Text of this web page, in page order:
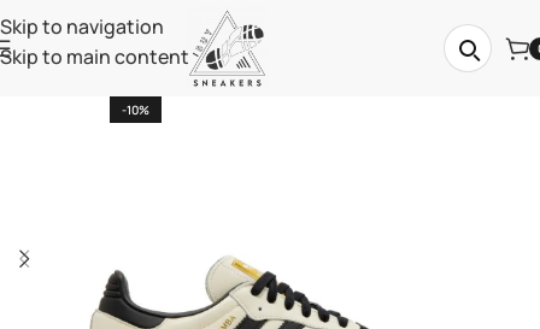
Skip to navigation
Skip to main content
-10%